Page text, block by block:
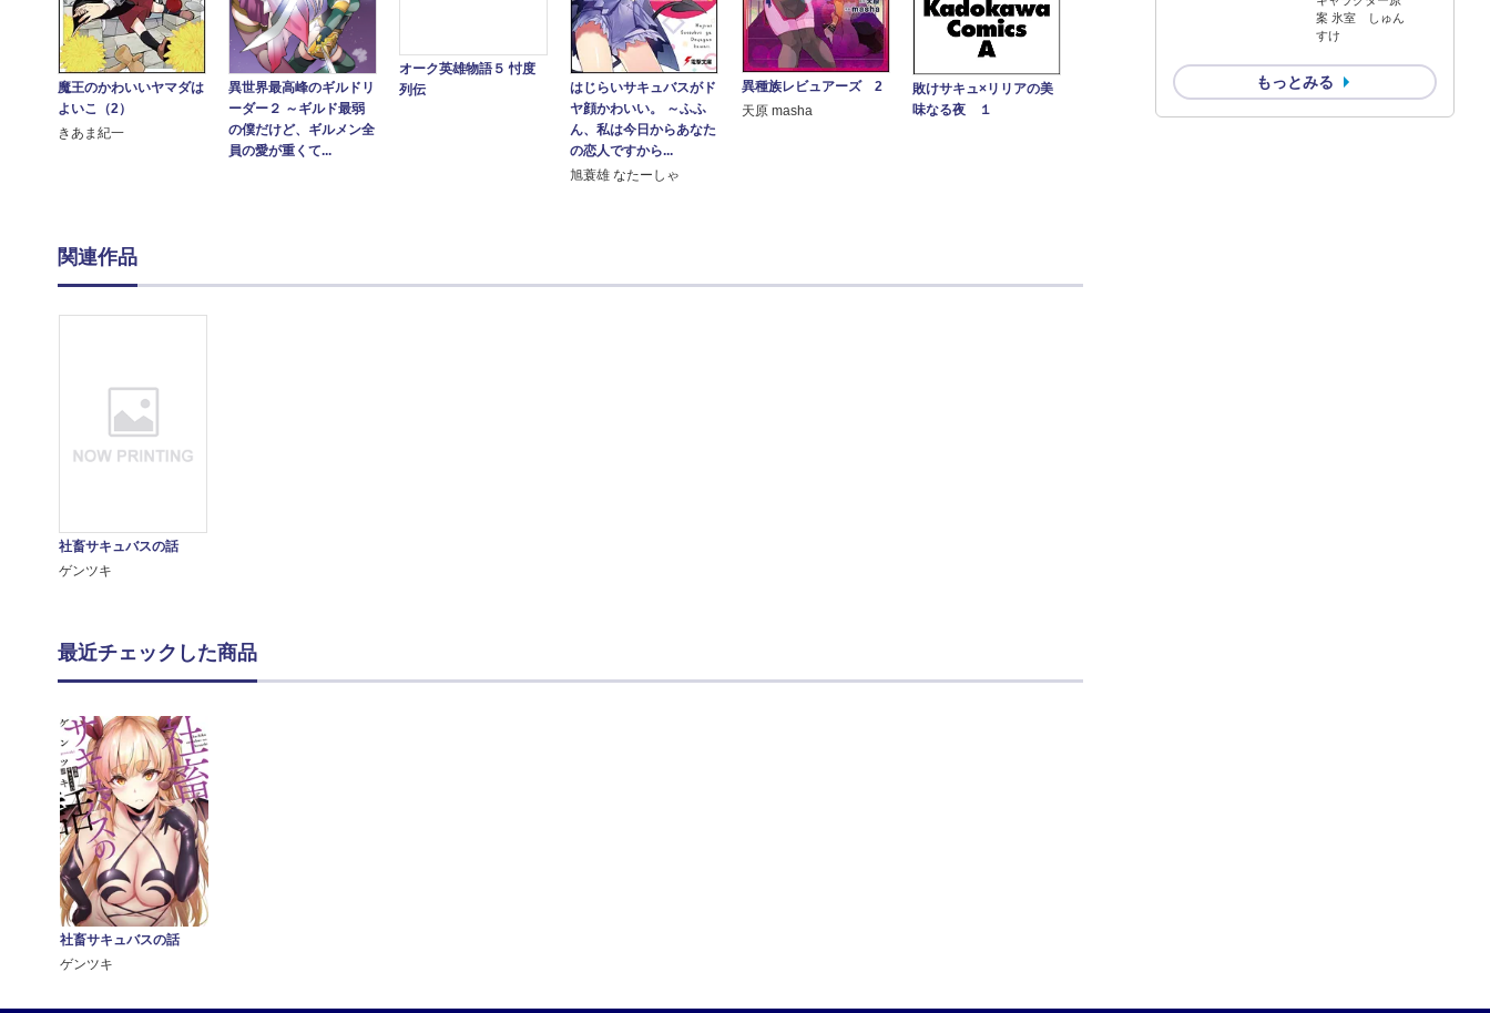
案 氷室 しゅん
すけ
もっとみる
魔王のかわいいヤマダは
よいこ（2）
きあま紀一
異世界最高峰のギルドリ
ーダー２ ～ギルド最弱
の僕だけど、ギルメン全
員の愛が重くて...
オーク英雄物語５ 忖度
列伝
はじらいサキュバスがド
ヤ顔かわいい。 ～ふふ
ん、私は今日からあなた
の恋人ですから...
旭蓑雄 なたーしゃ
異種族レビュアーズ 2
天原 masha
敗けサキュ×リリアの美
味なる夜 １
関連作品
社畜サキュバスの話
ゲンツキ
最近チェックした商品
社畜サキュバスの話
ゲンツキ